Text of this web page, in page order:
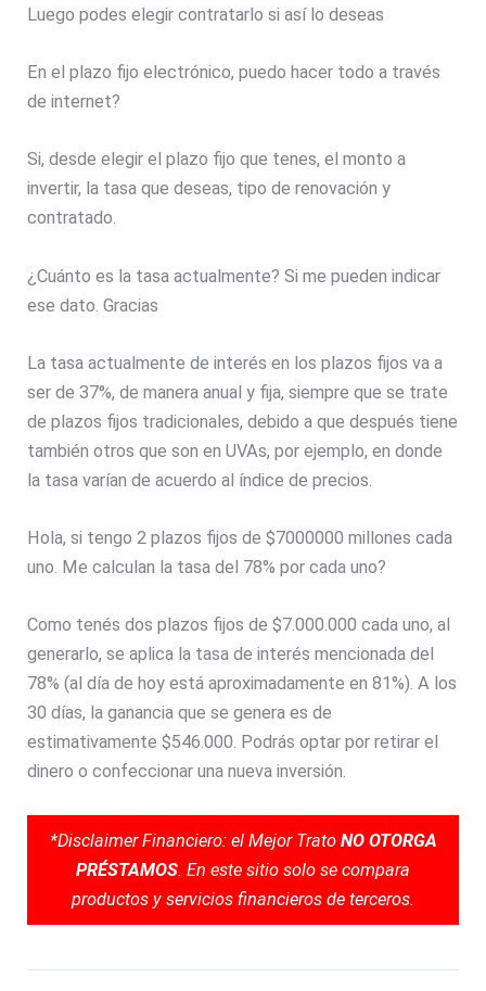
Luego podes elegir contratarlo si así lo deseas
En el plazo fijo electrónico, puedo hacer todo a través
de internet?
Si, desde elegir el plazo fijo que tenes, el monto a
invertir, la tasa que deseas, tipo de renovación y
contratado.
¿Cuánto es la tasa actualmente? Si me pueden indicar
ese dato. Gracias
La tasa actualmente de interés en los plazos fijos va a
ser de 37%, de manera anual y fija, siempre que se trate
de plazos fijos tradicionales, debido a que después tiene
también otros que son en UVAs, por ejemplo, en donde
la tasa varían de acuerdo al índice de precios.
Hola, si tengo 2 plazos fijos de $7000000 millones cada
uno. Me calculan la tasa del 78% por cada uno?
Como tenés dos plazos fijos de $7.000.000 cada uno, al
generarlo, se aplica la tasa de interés mencionada del
78% (al día de hoy está aproximadamente en 81%). A los
30 días, la ganancia que se genera es de
estimativamente $546.000. Podrás optar por retirar el
dinero o confeccionar una nueva inversión.
*Disclaimer Financiero: el Mejor Trato NO OTORGA
PRÉSTAMOS. En este sitio solo se compara
productos y servicios financieros de terceros.